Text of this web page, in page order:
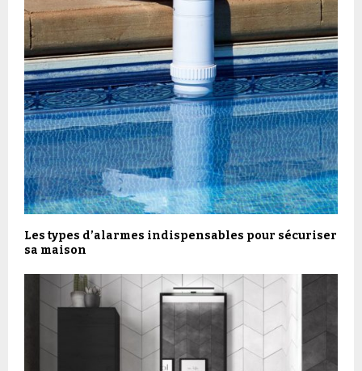
Les types d’alarmes indispensables pour sécuriser
sa maison